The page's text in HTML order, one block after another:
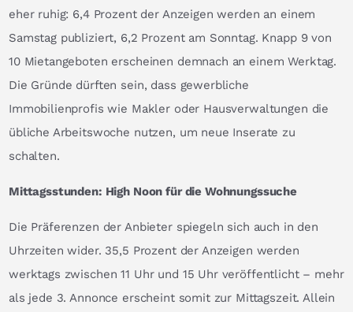
eher ruhig: 6,4 Prozent der Anzeigen werden an einem
Samstag publiziert, 6,2 Prozent am Sonntag. Knapp 9 von
10 Mietangeboten erscheinen demnach an einem Werktag.
Die Gründe dürften sein, dass gewerbliche
Immobilienprofis wie Makler oder Hausverwaltungen die
übliche Arbeitswoche nutzen, um neue Inserate zu
schalten.
Mittagsstunden: High Noon für die Wohnungssuche
Die Präferenzen der Anbieter spiegeln sich auch in den
Uhrzeiten wider. 35,5 Prozent der Anzeigen werden
werktags zwischen 11 Uhr und 15 Uhr veröffentlicht – mehr
als jede 3. Annonce erscheint somit zur Mittagszeit. Allein